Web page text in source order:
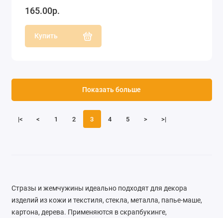
165.00р.
Купить
|< < 1 2 3 4 5 > >|
Показать больше
Стразы и жемчужины идеально подходят для декора
изделий из кожи и текстиля, стекла, металла, папье-маше,
картона, дерева. Применяются в скрапбукинге,